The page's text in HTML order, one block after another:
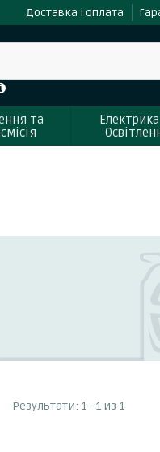
Доставка і оплата
та
Результати: 1 - 1 из 1